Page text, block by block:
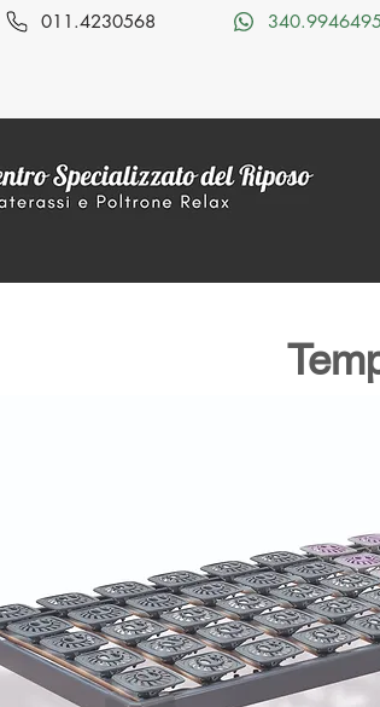
011.4230568 340.9946495
MENÙ Promozioni Chi Siamo